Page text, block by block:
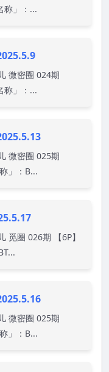
称」：...
微密圈 024期
称」：...
微密圈 025期
」：B...
觅圈 026期 【6P】
微密圈 025期
」：B...